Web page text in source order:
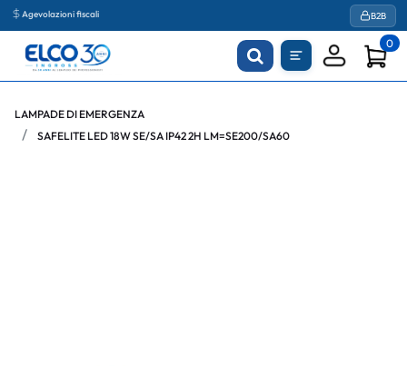
Agevolazioni fiscali B2B
0
LAMPADE DI EMERGENZA
SAFELITE LED 18W SE/SA IP42 2H LM=SE200/SA60